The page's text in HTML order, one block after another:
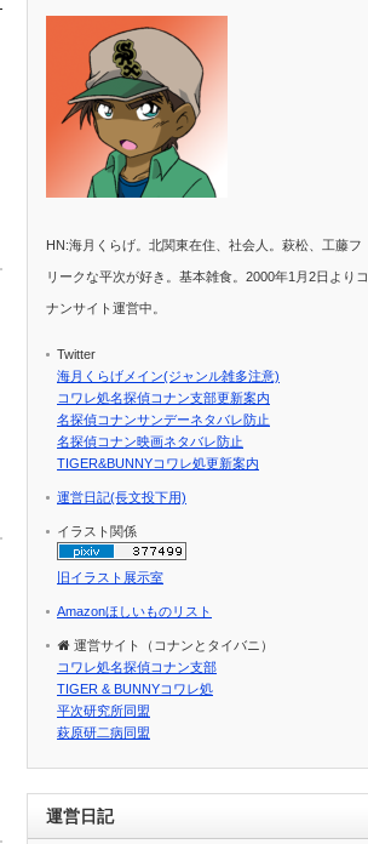
HN:海月くらげ。北関東在住、社会人。萩松、工藤フ
リークな平次が好き。基本雑食。2000年1月2日よりコ
ナンサイト運営中。
Twitter
海月くらげメイン(ジャンル雑多注意)
コワレ処名探偵コナン支部更新案内
名探偵コナンサンデーネタバレ防止
名探偵コナン映画ネタバレ防止
TIGER&BUNNYコワレ処更新案内
運営日記(長文投下用)
イラスト関係
旧イラスト展示室
Amazonほしいものリスト
運営サイト（コナンとタイバニ）
コワレ処名探偵コナン支部
TIGER & BUNNYコワレ処
平次研究所同盟
萩原研二病同盟
運営日記